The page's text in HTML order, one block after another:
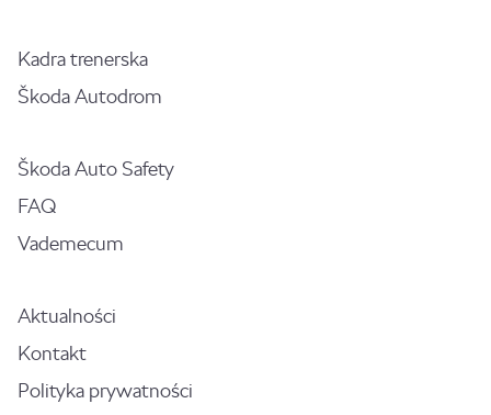
Kadra trenerska
Škoda Autodrom
Škoda Auto Safety
FAQ
Vademecum
Aktualności
Kontakt
Polityka prywatności